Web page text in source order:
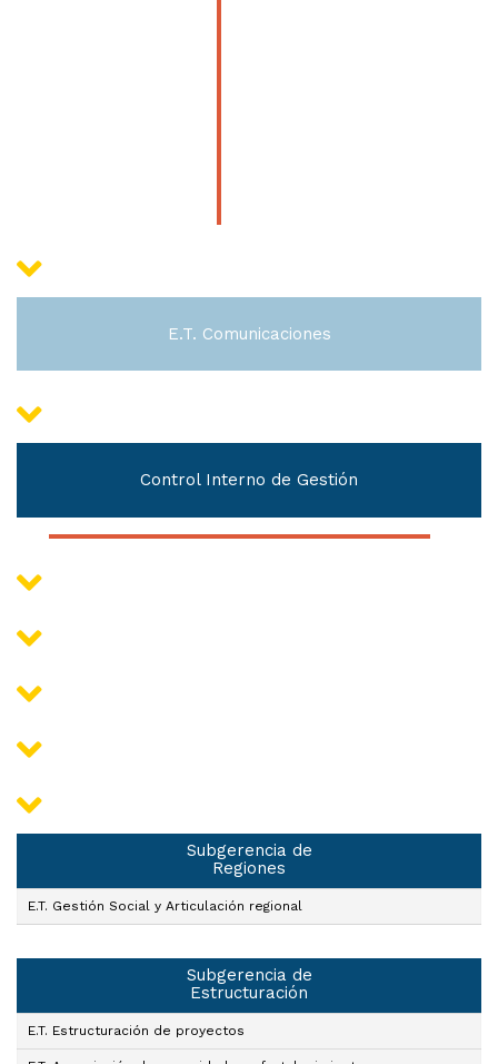
E.T. Comunicaciones
Control Interno de Gestión
Subgerencia de
Regiones
E.T. Gestión Social y Articulación regional
Subgerencia de
Estructuración
E.T. Estructuración de proyectos